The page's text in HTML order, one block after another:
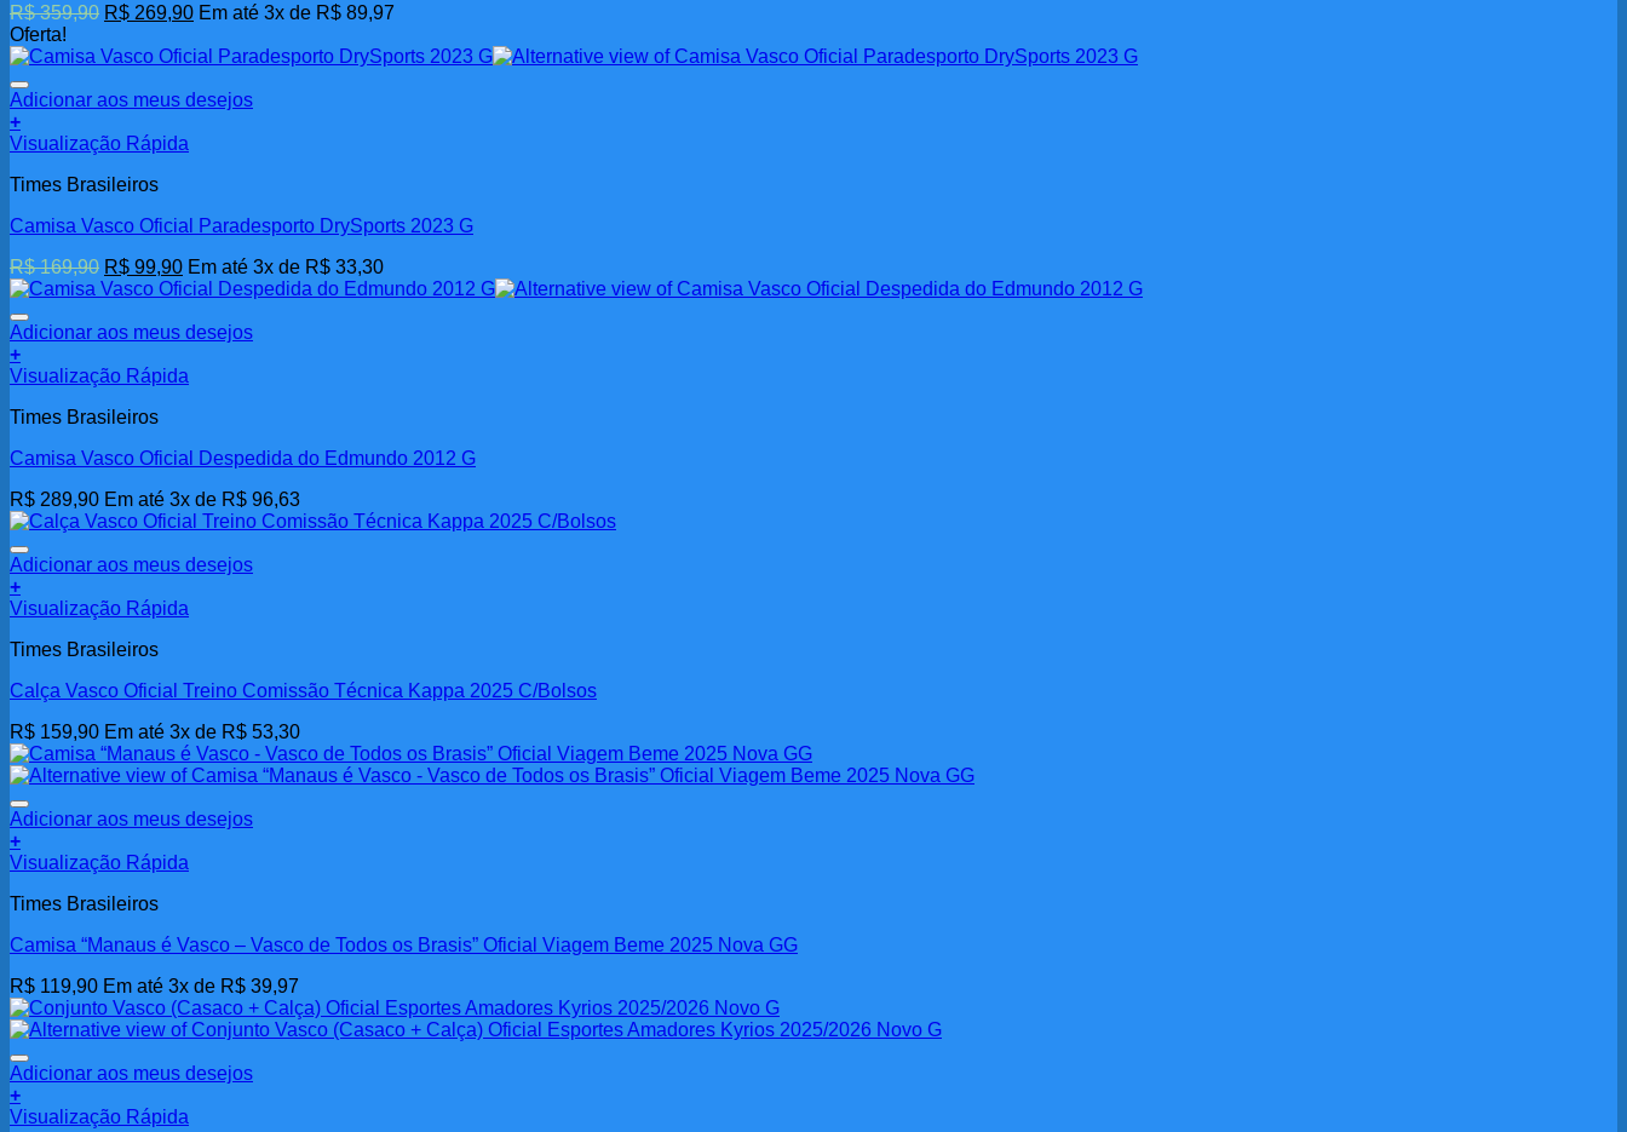
R$359,90 O
original
R$ 359,90.
R$ 269,90O
atual
R$ 269,90.
Em até 3x de R$ 89,97
Oferta!
Adicionar aos meus desejos
+
Visualização Rápida
Times Brasileiros
Camisa Vasco Oficial Paradesporto DrySports 2023 G
R$169,90 O
preço
era:
R$ 99,90O
preço
é:
Em até 3x de R$ 33,30
Adicionar aos meus desejos
+
Visualização Rápida
Times Brasileiros
Camisa Vasco Oficial Despedida do Edmundo 2012 G
R$ 289,90 Em até 3x de R$ 96,63
Adicionar aos meus desejos
+
Visualização Rápida
Times Brasileiros
Calça Vasco Oficial Treino Comissão Técnica Kappa 2025 C/Bolsos
R$ 159,90 Em até 3x de R$ 53,30
Adicionar aos meus desejos
+
Visualização Rápida
Times Brasileiros
Camisa “Manaus é Vasco – Vasco de Todos os Brasis” Oficial Viagem Beme 2025 Nova GG
R$ 119,90 Em até 3x de R$ 39,97
Adicionar aos meus desejos
+
Visualização Rápida